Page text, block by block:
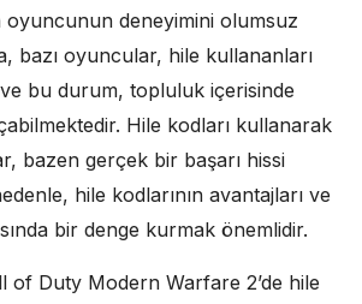
deneyimini olumsuz
bazı oyuncular, hile kullananları
ve bu durum, topluluk içerisinde
Hile kodları kullanarak
bazen gerçek bir başarı hissi
hile kodlarının avantajları ve
bir denge kurmak önemlidir.
of Duty Modern Warfare 2’de hile